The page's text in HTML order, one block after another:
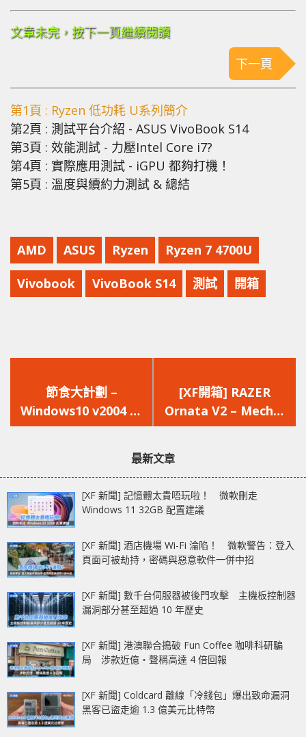
文章未完，按下一頁繼續閱讀
下一頁
第1頁 : Ryzen 低功耗 U系列簡介
第2頁 : 測試平台介紹 - ASUS VivoBook S14
第3頁 : 效能測試 - 力壓Intel Core i7?
第4頁 : 實際應用測試 - iGPU 都夠打機！
第5頁 : 溫度與續約力測試 & 總結
AMD ASUS Ryzen Ryzen 7 4700U
Vivobook VivoBook S14 測試 開箱
一
篇
文
節食大計劃 –
Windows10 v2004 加
入新技術減少 RAM 資
省幾百 MB RAM 佔用
一
篇
文
[XF開箱] RAZER
Ornata V2 – Mecha-
Membrane混合軸承
最新文章
[XF 新聞] 記憶體太貴唔玩啦！ 微軟刪走
Windows 11 32GB 配置建議
[XF 新聞] 酒店機場 Wi-Fi 淪陷！ 微軟警告：登入
頁面可被劫持，密碼與惡意軟件一併中招
[XF 新聞] 數千台伺服器被後門攻擊 主機板控制器
漏洞部分甚至超過 10 年歷史
[XF 新聞] 港澳聯合搗破 Fun Coffee 咖啡科研騙
局 涉款近億‧聲稱高達 4 倍回報
[XF 新聞] Coldcard 離線「冷錢包」爆出致命漏洞
黑客已盜走逾 1.3 億美元比特幣